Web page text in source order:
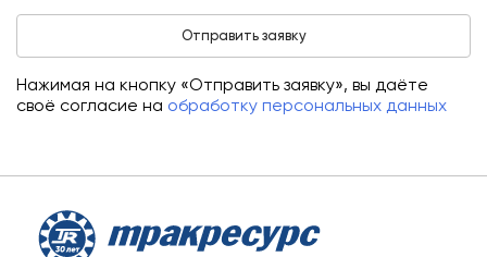
Нажимая на кнопку «Отправить заявку», вы даёте
своё согласие на обработку персональных данных